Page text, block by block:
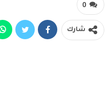
0
شارك